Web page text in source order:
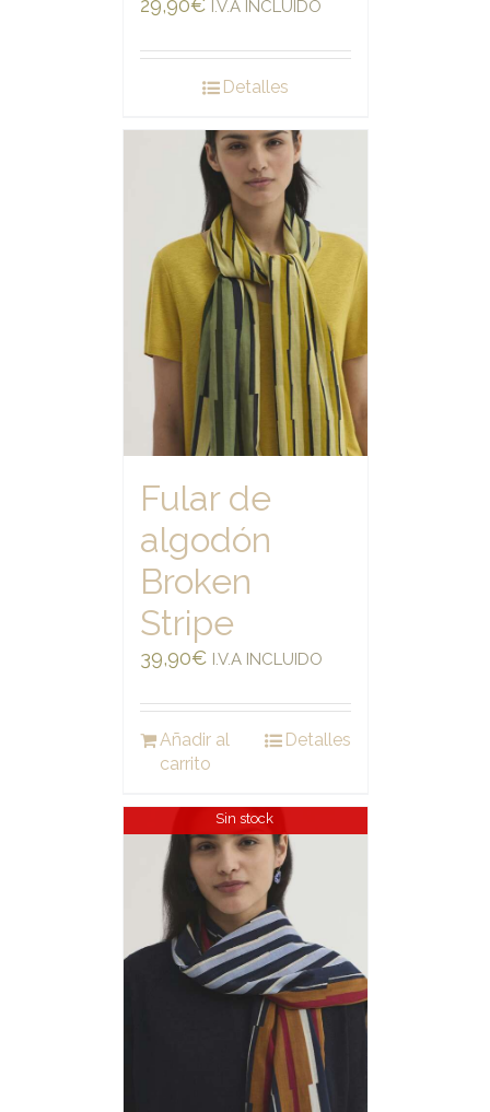
29,90€ I.V.A INCLUIDO
Detalles
Fular de
algodón
Broken
Stripe
39,90€ I.V.A INCLUIDO
Añadir al
carrito
Detalles
Sin stock